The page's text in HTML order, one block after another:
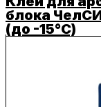
блока
(до -15°C)